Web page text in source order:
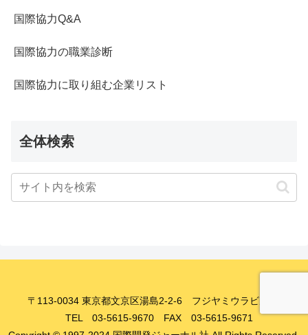
国際協力Q&A
国際協力の職業診断
国際協力に取り組む企業リスト
全体検索
〒113-0034 東京都文京区湯島2-2-6 フジヤミウラビル8F
TEL 03-5615-9670 FAX 03-5615-9671